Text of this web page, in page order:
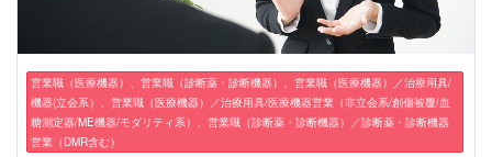
営業職（医療機器）、営業職（診断薬・診断機器）、営業職（医療機器）／治療用具/
機器(立会系）、営業職（医療機器）／治療用具/医療機器営業（非立会系/創傷被覆/血
糖測定器/ME機器/モダリティ系）、営業職（診断薬・診断機器）／診断薬・診断機器
営業（DMR含む）